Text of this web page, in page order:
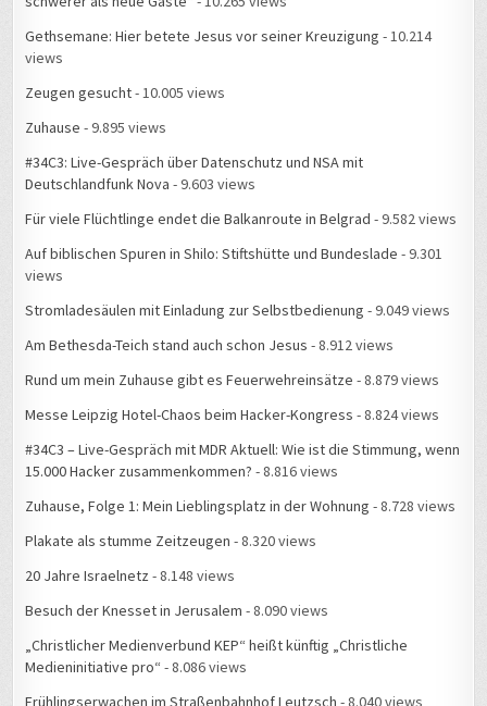
Gethsemane: Hier betete Jesus vor seiner Kreuzigung
views
Zeugen gesucht
Zuhause- 9.895 views
#34C3: Live-Gespräch über Datenschutz und NSA mit
Deutschlandfunk Nova- 9.603 views
Für viele Flüchtlinge endet die Balkanroute in Belgrad
Auf biblischen Spuren in Shilo: Stiftshütte und Bundeslade- 9.301
views
Stromladesäulen mit Einladung zur Selbstbedienung
Am Bethesda-Teich stand auch schon Jesus- 8.912 views
Rund um mein Zuhause gibt es Feuerwehreinsätze - 8.879 views
Messe Leipzig Hotel-Chaos beim Hacker-Kongress - 8.824 views
#34C3 – Live-Gespräch mit MDR Aktuell: Wie ist die Stimmung, wenn
15.000 Hacker zusammenkommen?- 8.816 views
Zuhause, Folge 1: Mein Lieblingsplatz in der Wohnung
Plakate als stumme Zeitzeugen- 8.320 views
20 Jahre Israelnetz- 8.148 views
Besuch der Knesset in Jerusalem
„Christlicher Medienverbund KEP“ heißt künftig „Christliche
Medieninitiative pro“- 8.086 views
Frühlingserwachen im Straßenbahnhof Leutzsch